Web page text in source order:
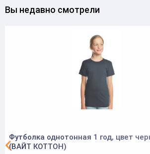
Вы недавно смотрели
Футболка однотонная 1 год, цвет
(ВАЙТ КОТТОН)